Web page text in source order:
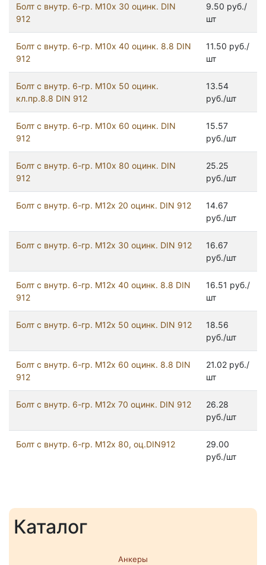
Каталог
Анкеры
Болт с внутр. 6-гр. М10х 30 оцинк. DIN
912
9.50 руб./
шт
Болт с внутр. 6-гр. М10х 40 оцинк. 8.8 DIN
912
11.50 руб./
шт
Болт с внутр. 6-гр. М10х 50 оцинк.
кл.пр.8.8 DIN 912
13.54
руб./шт
Болт с внутр. 6-гр. М10х 60 оцинк. DIN
912
15.57
руб./шт
Болт с внутр. 6-гр. М10х 80 оцинк. DIN
912
25.25
руб./шт
Болт с внутр. 6-гр. М12х 20 оцинк. DIN 912
14.67
руб./шт
Болт с внутр. 6-гр. М12х 30 оцинк. DIN 912
16.67
руб./шт
Болт с внутр. 6-гр. М12х 40 оцинк. 8.8 DIN
912
16.51 руб./
шт
Болт с внутр. 6-гр. М12х 50 оцинк. DIN 912
18.56
руб./шт
Болт с внутр. 6-гр. М12х 60 оцинк. 8.8 DIN
912
21.02 руб./
шт
Болт с внутр. 6-гр. М12х 70 оцинк. DIN 912
26.28
руб./шт
Болт с внутр. 6-гр. М12х 80, оц.DIN912
29.00
руб./шт